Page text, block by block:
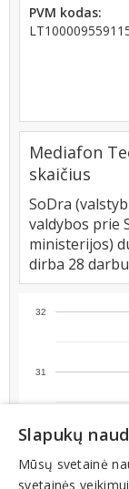
PVM kodas:
Mediafon
skaičius
SoDra
valdybos prie
ministerijos)
dirba 28
30
31
32
Slapukų
Mūsų svetainė
svetainės